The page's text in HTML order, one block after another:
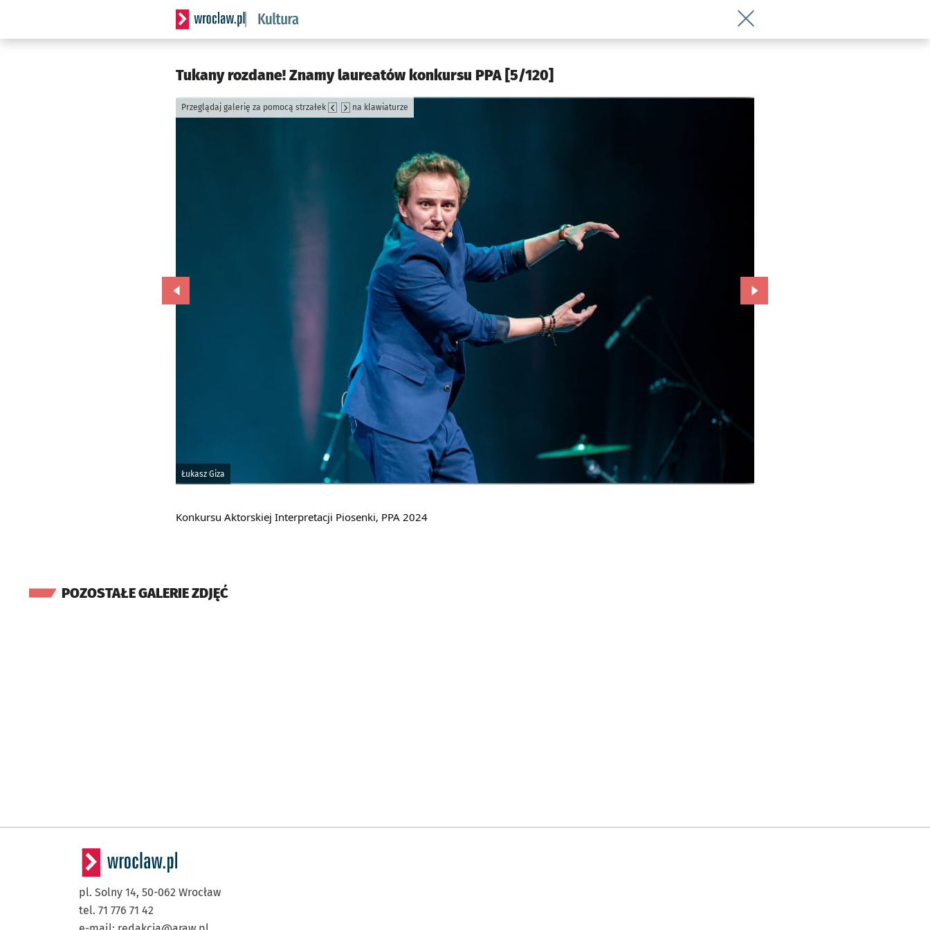
Serwis informacyjny wroclaw.pl podserwis: Kultura
Wróć do artykułu Tukany rozdane!
Tukany rozdane! Znamy laureatów konkursu PPA [5/120]
Łukasz Giza
Przeglądaj galerię za pomocą strzałek na klawiaturze
Przejdź do poprzedniego zdjęcia. Przejdź do kolejnego zdjęcia.
Konkursu Aktorskiej Interpretacji Piosenki, PPA 2024
POZOSTAŁE GALERIE ZDJĘĆ
pl. Solny 14, 50-062 Wrocław
tel. 71 776 71 42